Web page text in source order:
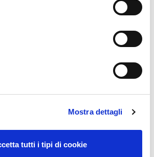
Mostra dettagli
tutti i tipi di cookie
Srl
artificiale per
del controllo qualità